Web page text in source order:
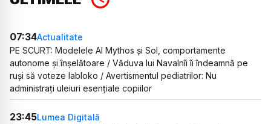
07:34Actualitate
PE SCURT: Modelele AI Mythos și Sol, comportamente
autonome și înșelătoare / Văduva lui Navalnîi îi îndeamnă pe
ruși să voteze Iabloko / Avertismentul pediatrilor: Nu
administrați uleiuri esențiale copiilor
23:45Lumea Digitală